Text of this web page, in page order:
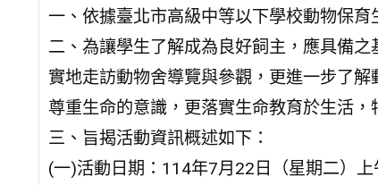
一、依據臺北市高級中等以下學校動物保育
二、為讓學生了解成為良好飼主，應具備
實地走訪動物舍導覽與參觀，更進一步了
尊重生命的意識，更落實生命教育於生活，
三、旨揭活動資訊概述如下：
(一)活動日期：114年7月22日（星期二）上